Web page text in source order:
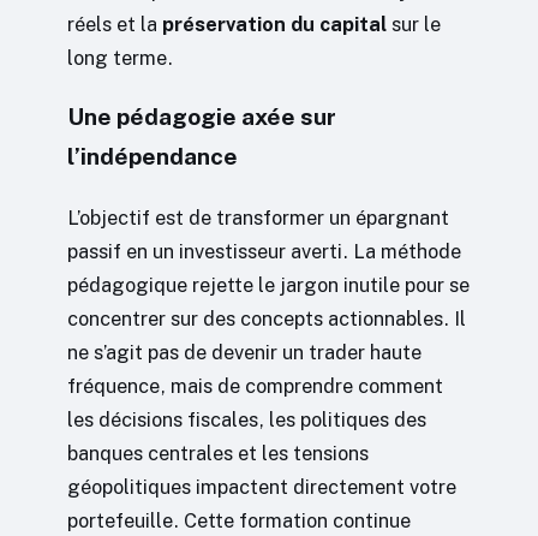
réels et la préservation du capital sur le
long terme.
Une pédagogie axée sur
l’indépendance
L’objectif est de transformer un épargnant
passif en un investisseur averti. La méthode
pédagogique rejette le jargon inutile pour se
concentrer sur des concepts actionnables. Il
ne s’agit pas de devenir un trader haute
fréquence, mais de comprendre comment
les décisions fiscales, les politiques des
banques centrales et les tensions
géopolitiques impactent directement votre
portefeuille. Cette formation continue